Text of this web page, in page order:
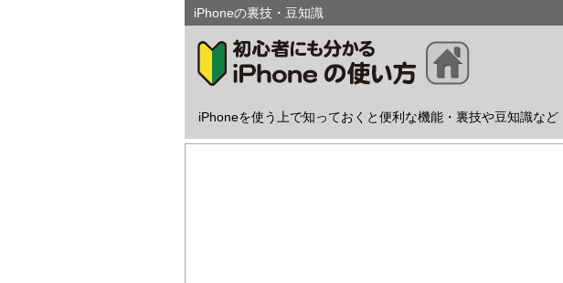
iPhoneの裏技・豆知識
iPhoneを使う上で知っておくと便利な機能・裏技や豆知識など